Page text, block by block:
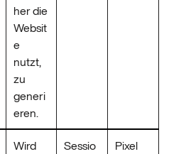
her die
Websit
e
nutzt,
zu
generi
eren.
Wird
Sessio
Pixel